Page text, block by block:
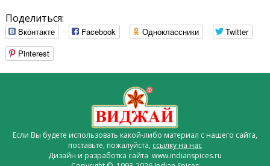
Поделиться:
Вконтакте Facebook Одноклассники
Twitter
Pinterest
Если Вы будете использовать какой-либо материал с нашего сайта,
поставьте, пожалуйста, ссылку на нас
Дизайн и разработка сайта www.indianspices.ru